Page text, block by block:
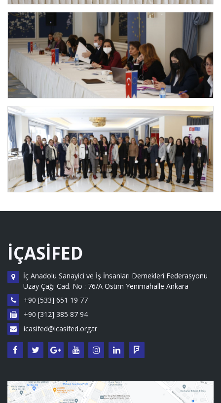
İÇASİFED
İç Anadolu Sanayici ve İş İnsanları Dernekleri Federasyonu
Uzay Çağı Cad. No : 76/A Ostim Yenimahalle Ankara
+90 [533] 651 19 77
+90 [312] 385 87 94
icasifed@icasifed.org.tr